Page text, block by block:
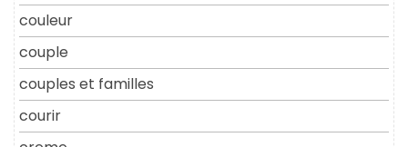
couleur
couple
couples et familles
courir